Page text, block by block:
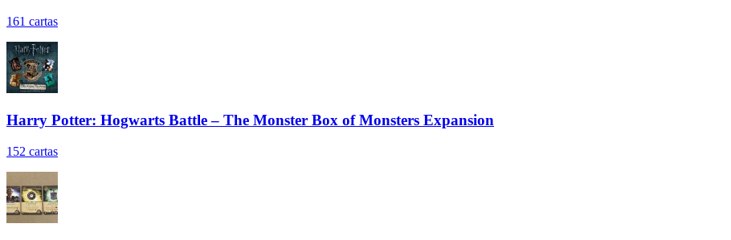
161 cartas
Harry Potter: Hogwarts Battle – The Monster Box of Monsters Expansion
152 cartas